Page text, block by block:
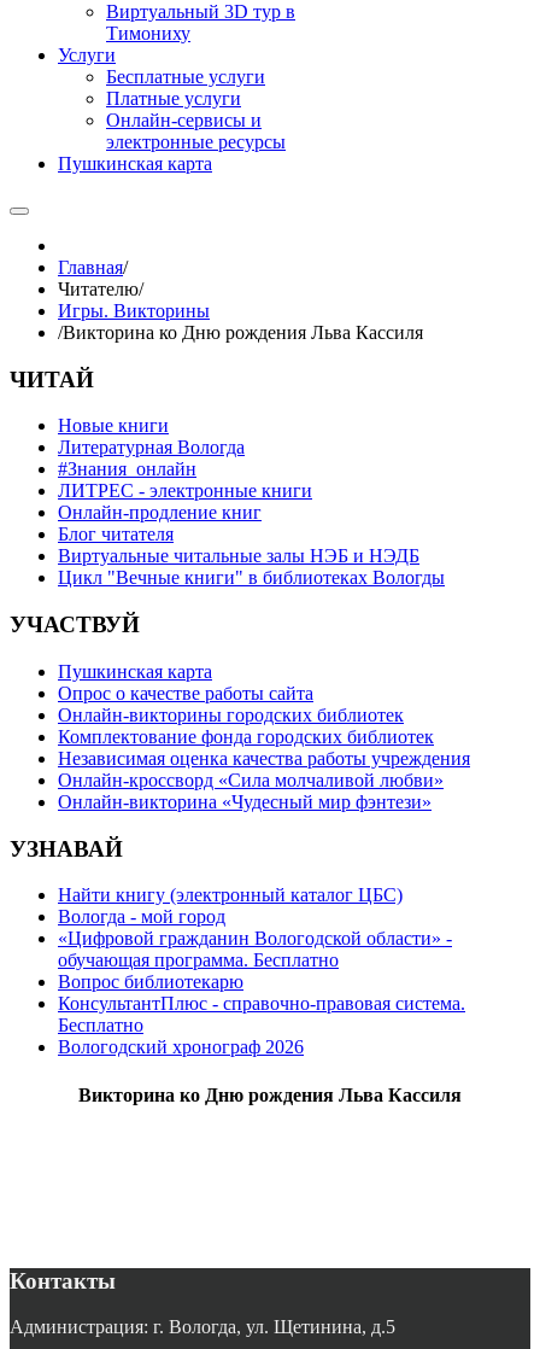
Виртуальный 3D тур в
Тимониху
Услуги
Бесплатные услуги
Платные услуги
Онлайн-сервисы и
электронные ресурсы
Пушкинская карта
Главная/
Читателю/
Игры. Викторины
/Викторина ко Дню рождения Льва Кассиля
ЧИТАЙ
Новые книги
Литературная Вологда
#Знания_онлайн
ЛИТРЕС - электронные книги
Онлайн-продление книг
Блог читателя
Виртуальные читальные залы НЭБ и НЭДБ
Цикл "Вечные книги" в библиотеках Вологды
УЧАСТВУЙ
Пушкинская карта
Опрос о качестве работы сайта
Онлайн-викторины городских библиотек
Комплектование фонда городских библиотек
Независимая оценка качества работы учреждения
Онлайн-кроссворд «Сила молчаливой любви»
Онлайн-викторина «Чудесный мир фэнтези»
УЗНАВАЙ
Найти книгу (электронный каталог ЦБС)
Вологда - мой город
«Цифровой гражданин Вологодской области» -
обучающая программа. Бесплатно
Вопрос библиотекарю
КонсультантПлюс - справочно-правовая система.
Бесплатно
Вологодский хронограф 2026
Викторина ко Дню рождения Льва Кассиля
Контакты
Администрация: г. Вологда, ул. Щетинина, д.5